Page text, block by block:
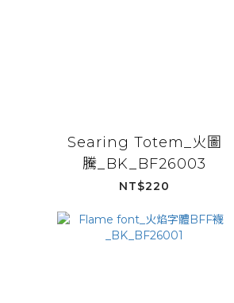
Searing Totem_火圖
騰_BK_BF26003
NT$220